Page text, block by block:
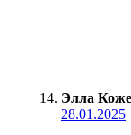
Элла
28.01.2025